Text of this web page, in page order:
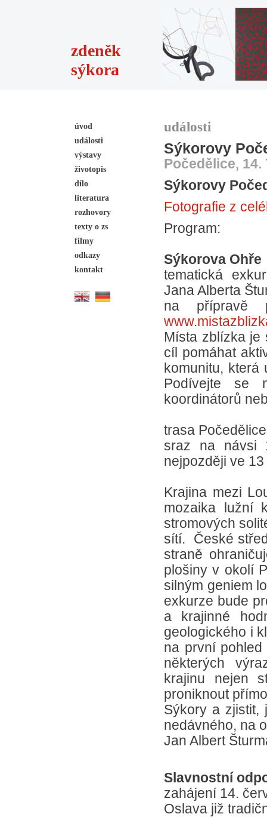
zdeněk
sýkora
úvod
události
výstavy
životopis
dílo
literatura
rozhovory
texty o zs
filmy
odkazy
kontakt
události
Sýkorovy
Počedělice, 14.
Sýkorovy
Fotografie z
Program:
Sýkorova Ohře
tematická
Jana Alberta
na přípravě
Místa zblízka je
cíl pomáhat
komunitu,
Podívejte se
koordinátorů
trasa
sraz na návsi
nejpozději ve
Krajina mezi
mozaika lužní
stromových
sítí. České
straně
plošiny v okolí
silným geniem
exkurze bude
a krajinné
geologického i
na první
některých
krajinu nejen
proniknout
Sýkory a zjistit,
nedávného, na
Jan Albert
Slavnostní
zahájení 14.
Oslava již